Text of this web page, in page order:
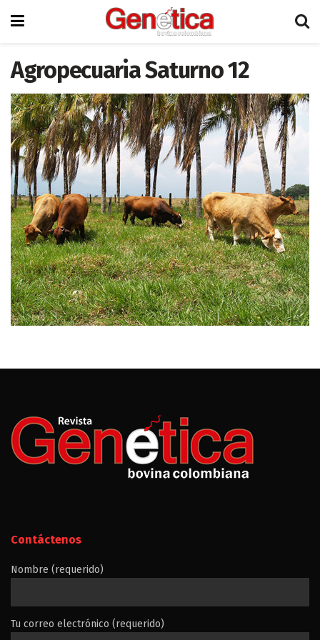
Agropecuaria Saturno 12
Contáctenos
Nombre (requerido)
Tu correo electrónico (requerido)